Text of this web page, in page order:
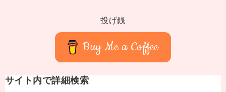
投げ銭
Buy Me a Coffee
サイト内で詳細検索